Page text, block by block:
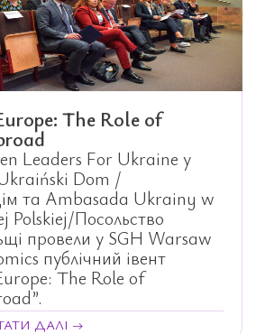
The Role of
Leaders For Ukraine у
Dom /
та Ambasada Ukrainy w
Polskiej/Посольство
провели у SGH Warsaw
публічний івент
The Role of
ДАЛІ →